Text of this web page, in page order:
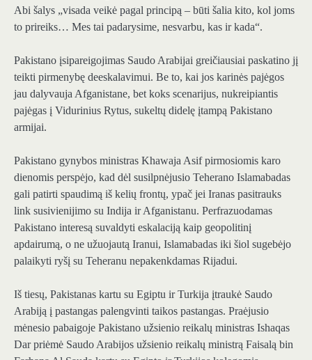
Abi šalys „visada veikė pagal principą – būti šalia kito, kol joms
to prireiks… Mes tai padarysime, nesvarbu, kas ir kada“.
Pakistano įsipareigojimas Saudo Arabijai greičiausiai paskatino jį
teikti pirmenybę deeskalavimui. Be to, kai jos karinės pajėgos
jau dalyvauja Afganistane, bet koks scenarijus, nukreipiantis
pajėgas į Vidurinius Rytus, sukeltų didelę įtampą Pakistano
armijai.
Pakistano gynybos ministras Khawaja Asif pirmosiomis karo
dienomis perspėjo, kad dėl susilpnėjusio Teherano Islamabadas
gali patirti spaudimą iš kelių frontų, ypač jei Iranas pasitrauks
link susivienijimo su Indija ir Afganistanu. Perfrazuodamas
Pakistano interesą suvaldyti eskalaciją kaip geopolitinį
apdairumą, o ne užuojautą Iranui, Islamabadas iki šiol sugebėjo
palaikyti ryšį su Teheranu nepakenkdamas Rijadui.
Iš tiesų, Pakistanas kartu su Egiptu ir Turkija įtraukė Saudo
Arabiją į pastangas palengvinti taikos pastangas. Praėjusio
mėnesio pabaigoje Pakistano užsienio reikalų ministras Ishaqas
Dar priėmė Saudo Arabijos užsienio reikalų ministrą Faisalą bin